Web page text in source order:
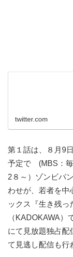
twitter.com
第１話は、８月9
予定で (MBS：毎
2８～）ゾンビパ
わせが、若者を中
ックス『生き残っ
（KADOKAWA
にて見放題独占配
て見逃し配信も行